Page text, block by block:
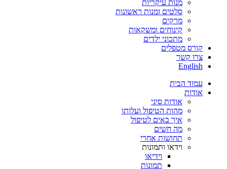
מנות עיקריות
סלטים ומנות ראשונות
מרקים
קינוחים ומשקאות
מתכוני ילדים
קורס מטפלים
צרו קשר
English
עמוד הבית
אודות
אודות סיגי
מהות הטיפול ועלותו
איך באים לטיפול
מה חשים
תחושות אחרי
וידאו ותמונות
וידיאו
תמונות